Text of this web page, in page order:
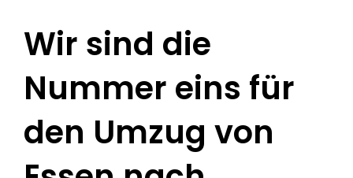
Wir sind die
Nummer eins für
den Umzug von